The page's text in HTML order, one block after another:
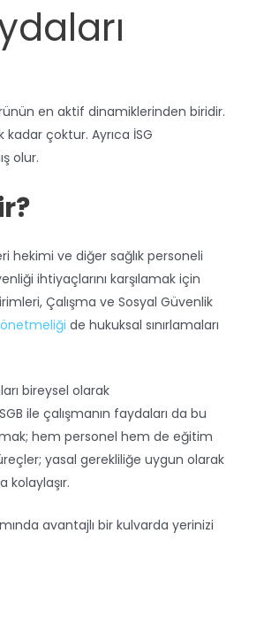
en aktif dinamiklerinden biridir.
çoktur. Ayrıca İSG
olur.
hekimi ve diğer sağlık personeli
ihtiyaçlarını karşılamak için
Çalışma ve Sosyal Güvenlik
de hukuksal sınırlamaları
bireysel olarak
ile çalışmanın faydaları da bu
hem personel hem de eğitim
yasal gerekliliğe uygun olarak
kolaylaşır.
avantajlı bir kulvarda yerinizi